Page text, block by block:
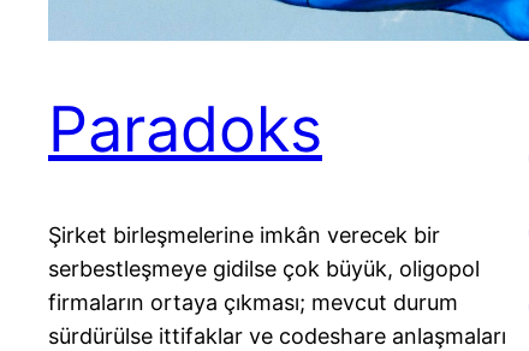
Paradoks
Şirket birleşmelerine imkân verecek bir
serbestleşmeye gidilse çok büyük, oligopol
firmaların ortaya çıkması; mevcut durum
sürdürülse ittifaklar ve codeshare anlaşmaları